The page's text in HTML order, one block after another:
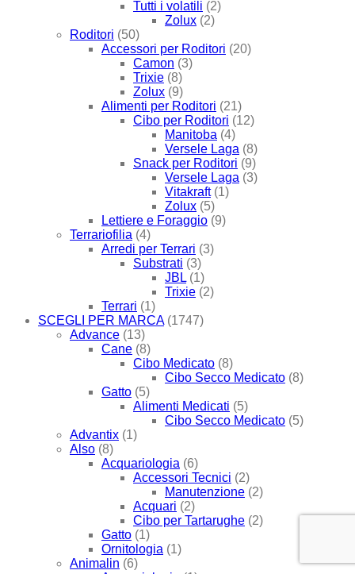
Tutti i volatili (2)
Zolux (2)
Roditori (50)
Accessori per Roditori (20)
Camon (3)
Trixie (8)
Zolux (9)
Alimenti per Roditori (21)
Cibo per Roditori (12)
Manitoba (4)
Versele Laga (8)
Snack per Roditori (9)
Versele Laga (3)
Vitakraft (1)
Zolux (5)
Lettiere e Foraggio (9)
Terrariofilia (4)
Arredi per Terrari (3)
Substrati (3)
JBL (1)
Trixie (2)
Terrari (1)
SCEGLI PER MARCA (1747)
Advance (13)
Cane (8)
Cibo Medicato (8)
Cibo Secco Medicato (8)
Gatto (5)
Alimenti Medicati (5)
Cibo Secco Medicato (5)
Advantix (1)
Also (8)
Acquariologia (6)
Accessori Tecnici (2)
Manutenzione (2)
Acquari (2)
Cibo per Tartarughe (2)
Gatto (1)
Ornitologia (1)
Animalin (6)